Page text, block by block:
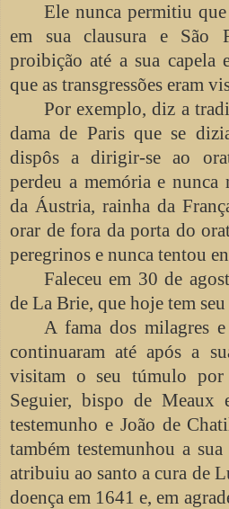
Ele nunca permitiu
em sua clausura e São
proibição até a sua capela
que as transgressões eram
Por exemplo, diz a
dama de Paris que se
dispôs a dirigir-se ao
perdeu a memória e nunca
da Áustria, rainha da
orar de fora da porta do
peregrinos e nunca tentou
Faleceu em 30 de
de La Brie, que hoje tem
A fama dos milagres
continuaram até após a
visitam o seu túmulo por
Seguier, bispo de Meaux
testemunho e João de
também testemunhou a
atribuiu ao santo a cura de
doença em 1641 e, em